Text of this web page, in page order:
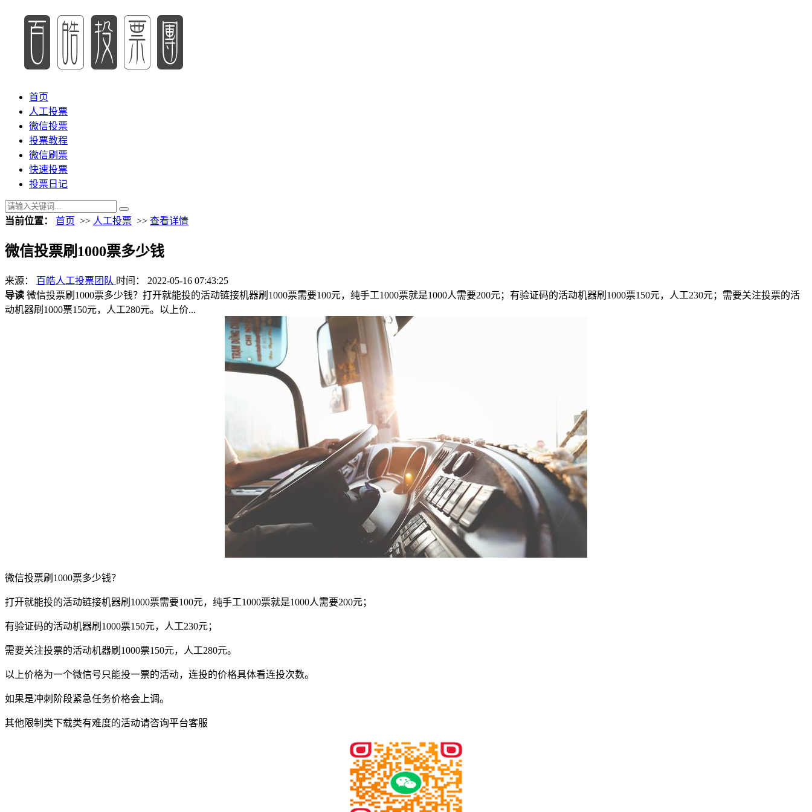
首页
人工投票
微信投票
投票教程
微信刷票
快速投票
投票日记
当前位置： 首页 >> 人工投票 >> 查看详情
微信投票刷1000票多少钱
来源： 百皓人工投票团队 时间： 2022-05-16 07:43:25
导读 微信投票刷1000票多少钱？打开就能投的活动链接机器刷1000票需要100元，纯手工1000票就是1000人需要200元；有验证码的活动机器刷1000票150元，人工230元；需要关注投票的活
动机器刷1000票150元，人工280元。以上价...
微信投票刷1000票多少钱？
打开就能投的活动链接机器刷1000票需要100元，纯手工1000票就是1000人需要200元；
有验证码的活动机器刷1000票150元，人工230元；
需要关注投票的活动机器刷1000票150元，人工280元。
以上价格为一个微信号只能投一票的活动，连投的价格具体看连投次数。
如果是冲刺阶段紧急任务价格会上调。
其他限制类下载类有难度的活动请咨询平台客服